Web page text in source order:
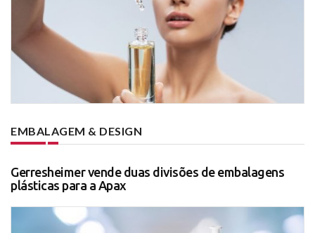
EMBALAGEM & DESIGN
Gerresheimer vende duas divisões de embalagens
plásticas para a Apax